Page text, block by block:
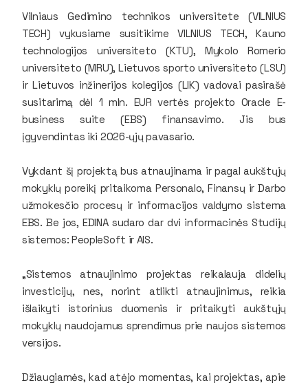
Vilniaus Gedimino technikos universitete (VILNIUS
TECH) vykusiame susitikime VILNIUS TECH, Kauno
technologijos universiteto (KTU), Mykolo Romerio
universiteto (MRU), Lietuvos sporto universiteto (LSU)
ir Lietuvos inžinerijos kolegijos (LIK) vadovai pasirašė
susitarimą dėl 1 mln. EUR vertės projekto Oracle E-
business suite (EBS) finansavimo. Jis bus
įgyvendintas iki 2026-ųjų pavasario.
Vykdant šį projektą bus atnaujinama ir pagal aukštųjų
mokyklų poreikį pritaikoma Personalo, Finansų ir Darbo
užmokesčio procesų ir informacijos valdymo sistema
EBS. Be jos, EDINA sudaro dar dvi informacinės Studijų
sistemos: PeopleSoft ir AIS.
„Sistemos atnaujinimo projektas reikalauja didelių
investicijų, nes, norint atlikti atnaujinimus, reikia
išlaikyti istorinius duomenis ir pritaikyti aukštųjų
mokyklų naudojamus sprendimus prie naujos sistemos
versijos.
Džiaugiamės, kad atėjo momentas, kai projektas, apie